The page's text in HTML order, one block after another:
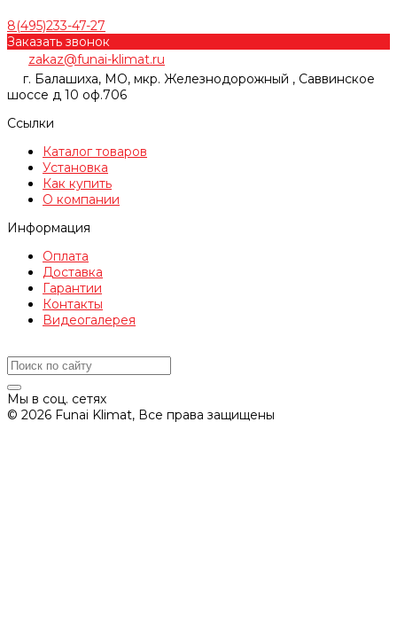
8(495)233-47-27
Заказать звонок
zakaz@funai-klimat.ru
г. Балашиха, МО, мкр. Железнодорожный , Саввинское
шоссе д 10 оф.706
Ссылки
Каталог товаров
Установка
Как купить
О компании
Информация
Оплата
Доставка
Гарантии
Контакты
Видеогалерея
Мы в соц. сетях
© 2026 Funai Klimat, Все права защищены